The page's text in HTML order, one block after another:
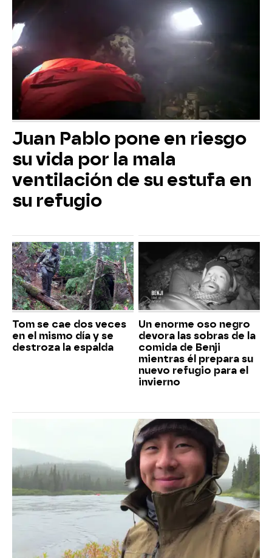
Juan Pablo pone en riesgo
su vida por la mala
ventilación de su estufa en
su refugio
Tom se cae dos veces
en el mismo día y se
destroza la espalda
Un enorme oso negro
devora las sobras de la
comida de Benji
mientras él prepara su
nuevo refugio para el
invierno